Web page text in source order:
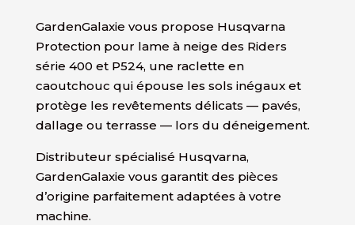
GardenGalaxie vous propose Husqvarna
Protection pour lame à neige des Riders
série 400 et P524, une raclette en
caoutchouc qui épouse les sols inégaux et
protège les revêtements délicats — pavés,
dallage ou terrasse — lors du déneigement.
Distributeur spécialisé Husqvarna,
GardenGalaxie vous garantit des pièces
d’origine parfaitement adaptées à votre
machine.